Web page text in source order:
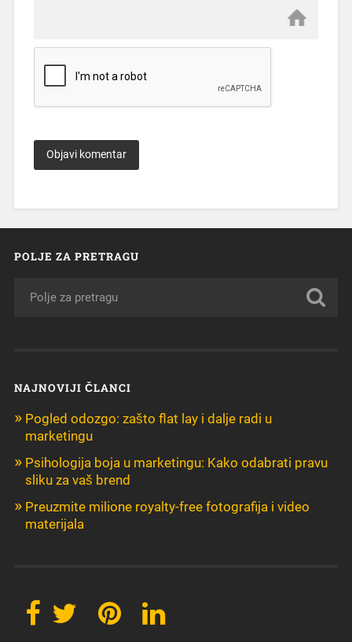
POLJE ZA PRETRAGU
NAJNOVIJI ČLANCI
Pogled odozgo: zašto flat lay i dalje radi u
marketingu
Psihologija boja u marketingu: Kako odabrati pravu
sliku za vaš brend
Preuzmite milione royalty-free fotografija i video
materijala